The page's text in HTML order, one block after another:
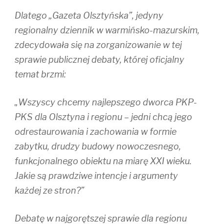
Dlatego „Gazeta Olsztyńska”, jedyny
regionalny dziennik w warmińsko-mazurskim,
zdecydowała się na zorganizowanie w tej
sprawie publicznej debaty, której oficjalny
temat brzmi:
„Wszyscy chcemy najlepszego dworca PKP-
PKS dla Olsztyna i regionu – jedni chcą jego
odrestaurowania i zachowania w formie
zabytku, drudzy budowy nowoczesnego,
funkcjonalnego obiektu na miarę XXI wieku.
Jakie są prawdziwe intencje i argumenty
każdej ze stron?”
Debatę w najgorętszej sprawie dla regionu